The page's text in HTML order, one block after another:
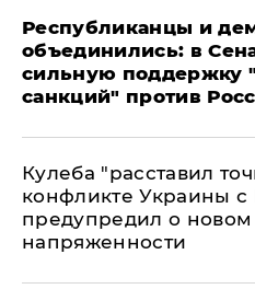
Республиканцы и
объединились: в
сильную поддержку
санкций" против
Кулеба "расставил
конфликте Украины
предупредил о новом
напряженности